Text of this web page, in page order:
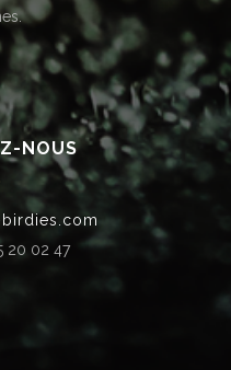
NOUS
20 02 47‬